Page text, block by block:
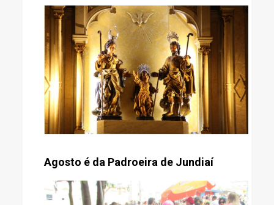
Agosto é da Padroeira de Jundiaí